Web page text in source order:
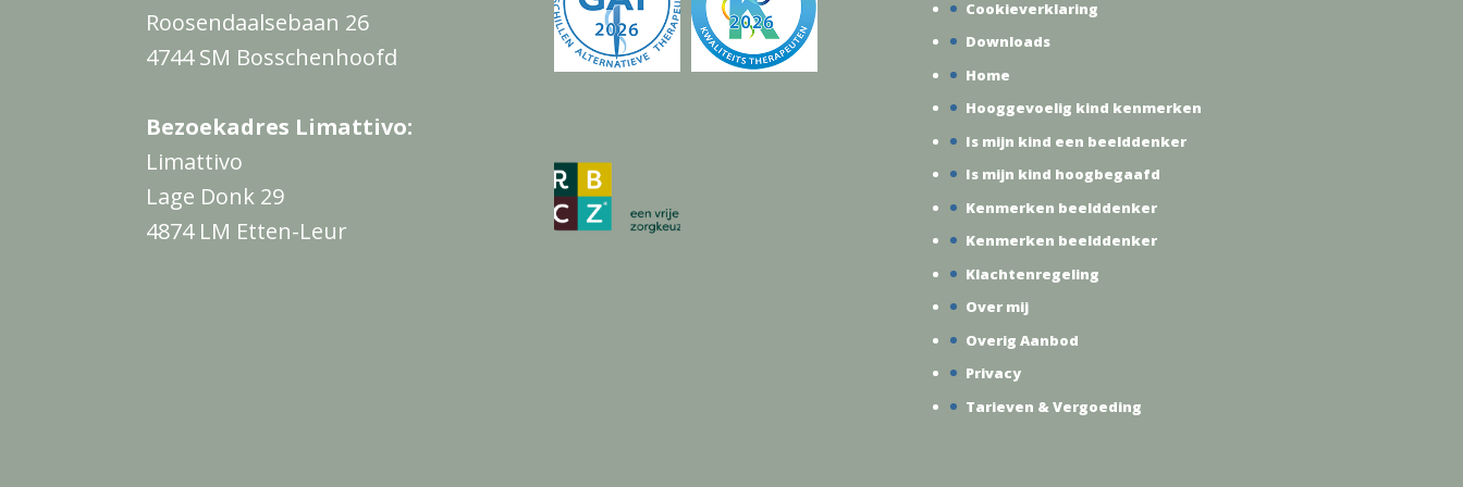
anders dan Linda aan anderen te
Roosendaalsebaan 26
4744 SM Bosschenhoofd
Bezoekadres Limattivo:
Limattivo
Lage Donk 29
4874 LM Etten-Leur
Cookieverklaring
Downloads
Home
Hooggevoelig kind kenmerken
Is mijn kind een beelddenker
Is mijn kind hoogbegaafd
Kenmerken beelddenker
Kenmerken beelddenker
Klachtenregeling
Over mij
Overig Aanbod
Privacy
Tarieven & Vergoeding